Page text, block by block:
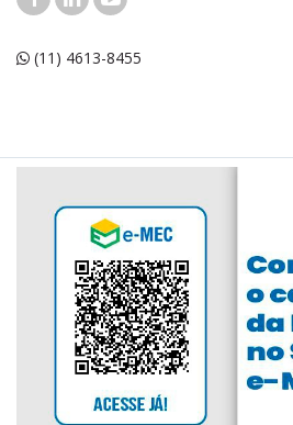
(11) 4613-8455